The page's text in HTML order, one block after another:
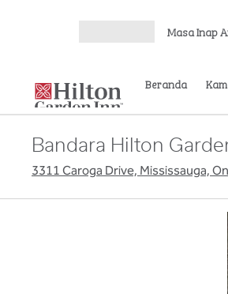
Masa Inap
Beranda
Bandara Hilton
3311 Caroga Drive, Mississauga,